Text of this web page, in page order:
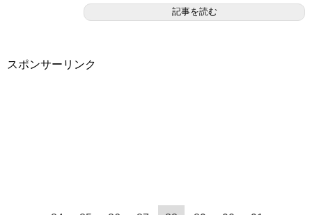
記事を読む
スポンサーリンク